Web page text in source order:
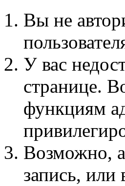
Вы не
У вас
странице.
функциям
Возможно,
запись, или